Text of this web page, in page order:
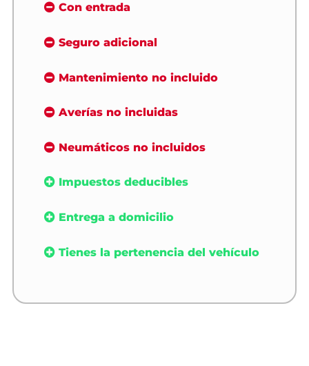
Con entrada
Seguro adicional
Mantenimiento no incluido
Averías no incluidas
Neumáticos no incluidos
Impuestos deducibles
Entrega a domicilio
Tienes la pertenencia del vehículo